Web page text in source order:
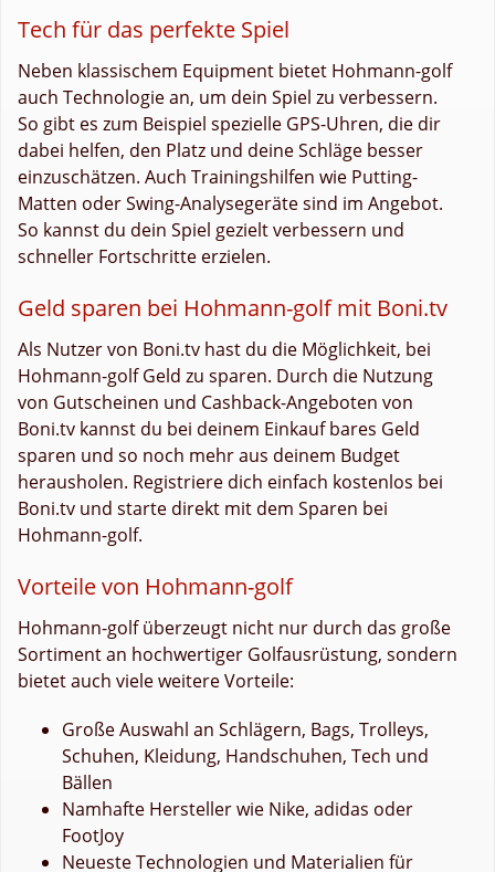
Tech für das perfekte Spiel
Neben klassischem Equipment bietet Hohmann-golf
auch Technologie an, um dein Spiel zu verbessern.
So gibt es zum Beispiel spezielle GPS-Uhren, die dir
dabei helfen, den Platz und deine Schläge besser
einzuschätzen. Auch Trainingshilfen wie Putting-
Matten oder Swing-Analysegeräte sind im Angebot.
So kannst du dein Spiel gezielt verbessern und
schneller Fortschritte erzielen.
Geld sparen bei Hohmann-golf mit Boni.tv
Als Nutzer von Boni.tv hast du die Möglichkeit, bei
Hohmann-golf Geld zu sparen. Durch die Nutzung
von Gutscheinen und Cashback-Angeboten von
Boni.tv kannst du bei deinem Einkauf bares Geld
sparen und so noch mehr aus deinem Budget
herausholen. Registriere dich einfach kostenlos bei
Boni.tv und starte direkt mit dem Sparen bei
Hohmann-golf.
Vorteile von Hohmann-golf
Hohmann-golf überzeugt nicht nur durch das große
Sortiment an hochwertiger Golfausrüstung, sondern
bietet auch viele weitere Vorteile:
Große Auswahl an Schlägern, Bags, Trolleys,
Schuhen, Kleidung, Handschuhen, Tech und
Bällen
Namhafte Hersteller wie Nike, adidas oder
FootJoy
Neueste Technologien und Materialien für